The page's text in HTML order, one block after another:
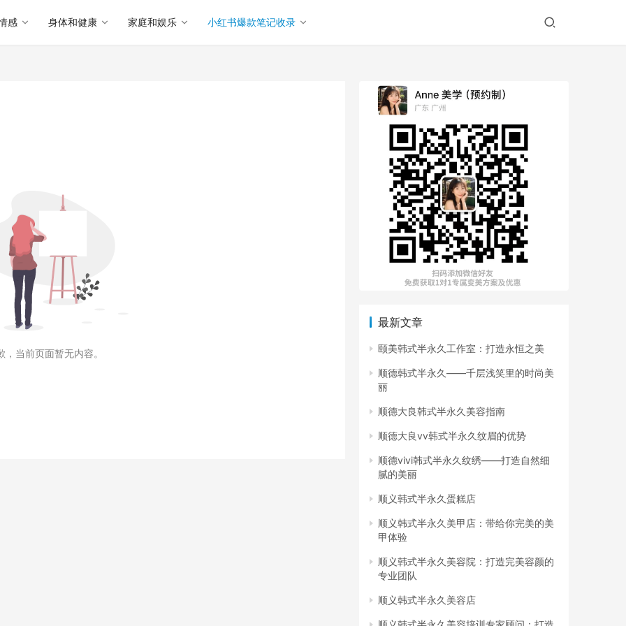
感 身体和健康 家庭和娱乐 小红书爆款笔记收录
，当前页面暂无内容。
最新文章
颐美韩式半永久工作室：打造永恒之美
顺德韩式半永久——千层浅笑里的时尚美
丽
顺德大良韩式半永久美容指南
顺德大良vv韩式半永久纹眉的优势
顺德vivi韩式半永久纹绣——打造自然细
腻的美丽
顺义韩式半永久蛋糕店
顺义韩式半永久美甲店：带给你完美的美
甲体验
顺义韩式半永久美容院：打造完美容颜的
专业团队
顺义韩式半永久美容店